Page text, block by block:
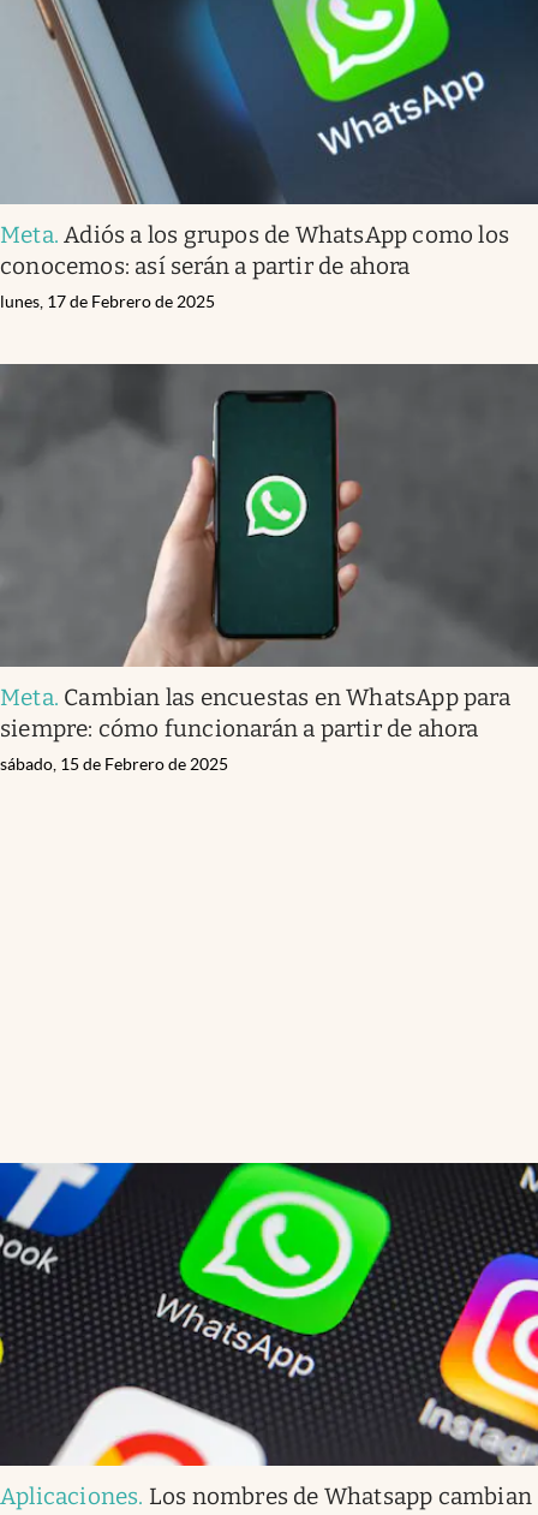
Meta.Adiós a los grupos de WhatsApp como los
conocemos: así serán a partir de ahora
lunes, 17 de Febrero de 2025
Meta. Cambian las encuestas en WhatsApp para
siempre: cómo funcionarán a partir de ahora
sábado, 15 de Febrero de 2025
Aplicaciones. Los nombres de Whatsapp cambian